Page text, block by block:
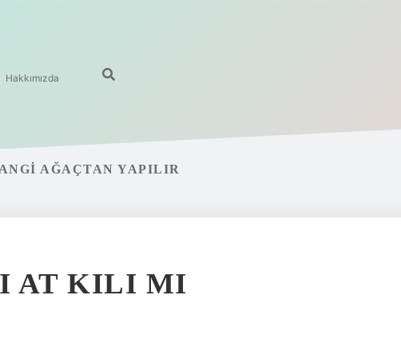
Hakkımızda
AĞAÇTAN YAPILIR
AT KILI MI